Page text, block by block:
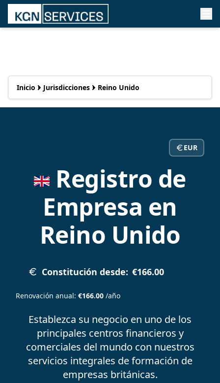
Inicio Jurisdicciones Reino Unido
EUR
Registro de
Empresa en
Reino Unido
Constitución desde: €166.00
Renovación anual: €166.00 /año
Establezca su negocio en uno de los
principales centros financieros y
comerciales del mundo con nuestros
servicios integrales de formación de
empresas británicas.